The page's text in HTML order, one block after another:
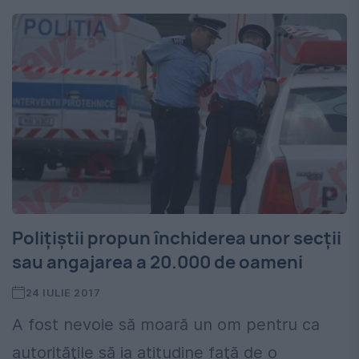
Polițiștii propun închiderea unor secții
sau angajarea a 20.000 de oameni
24 IULIE 2017
A fost nevoie să moară un om pentru ca
autorităţile să ia atitudine faţă de o